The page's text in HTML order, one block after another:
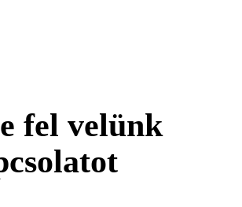
fel velünk